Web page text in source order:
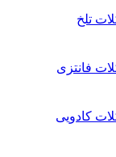
تلخ
فانتزی
کادویی